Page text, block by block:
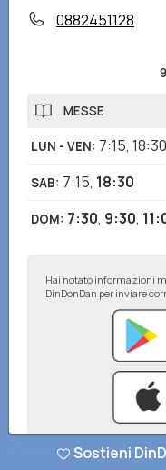
0882451128
MESSE
LUN - VEN: 7:15, 18:30
SAB: 7:15, 18:30
DOM: 7:30, 9:30,
Hai notato informazioni
DinDonDan per inviare
Sostieni